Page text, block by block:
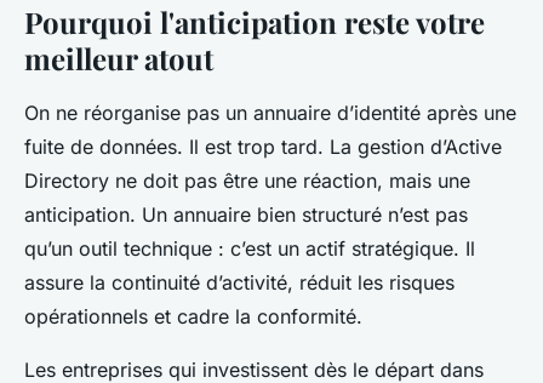
Pourquoi l'anticipation reste votre
meilleur atout
On ne réorganise pas un annuaire d’identité après une
fuite de données. Il est trop tard. La gestion d’Active
Directory ne doit pas être une réaction, mais une
anticipation. Un annuaire bien structuré n’est pas
qu’un outil technique : c’est un actif stratégique. Il
assure la continuité d’activité, réduit les risques
opérationnels et cadre la conformité.
Les entreprises qui investissent dès le départ dans